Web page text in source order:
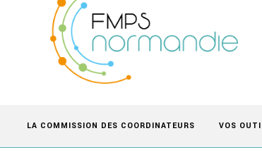
LA COMMISSION DES COORDINATEURS VOS